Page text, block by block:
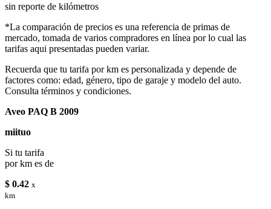
sin reporte de kilómetros
*La comparación de precios es una referencia de primas de
mercado, tomada de varios compradores en línea por lo cual las
tarifas aqui presentadas pueden variar.
Recuerda que tu tarifa por km es personalizada y depende de
factores como: edad, género, tipo de garaje y modelo del auto.
Consulta términos y condiciones.
Aveo PAQ B 2009
miituo
Si tu tarifa
por km es de
$ 0.42 x
km